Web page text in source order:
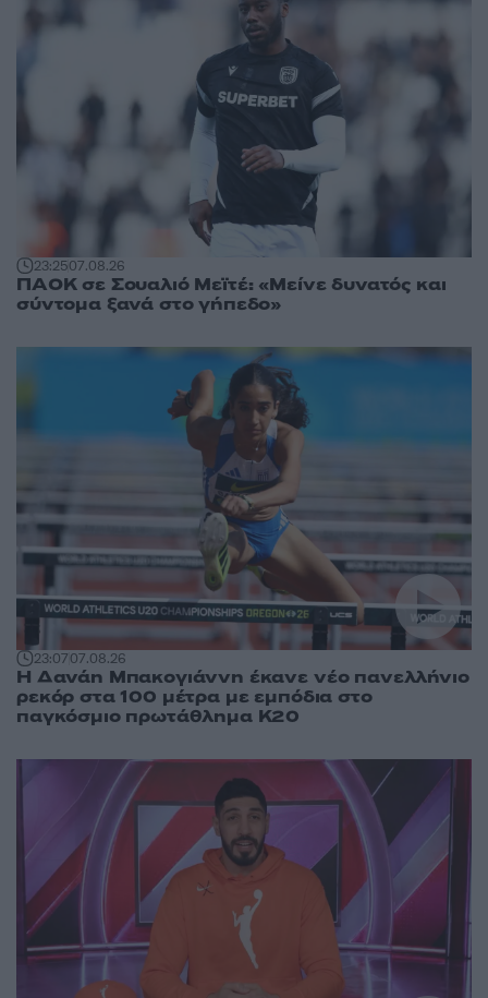
23:2507.08.26
ΠΑΟΚ σε Σουαλιό Μεϊτέ: «Μείνε δυνατός και
σύντομα ξανά στο γήπεδο»
23:0707.08.26
Η Δανάη Μπακογιάννη έκανε νέο πανελλήνιο
ρεκόρ στα 100 μέτρα με εμπόδια στο
παγκόσμιο πρωτάθλημα Κ20